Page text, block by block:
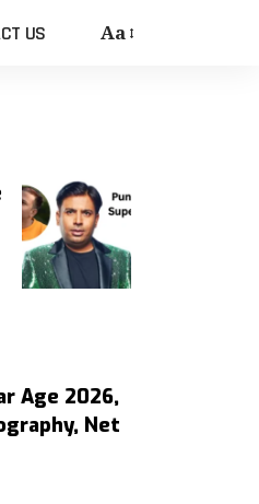
US Aa
Age 2026,
Net